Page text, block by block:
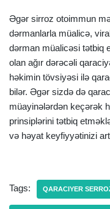
Əgər sirroz otoimmun
dərmanlarla müalicə,
dərman müalicəsi tətbiq
olan ağır dərəcəli
həkimin tövsiyəsi ilə
bilər. Əgər sizdə də
müayinələrdən keçərək
prinsiplərini tətbiq
və həyat keyfiyyətinizi
Tags: QARACIYER